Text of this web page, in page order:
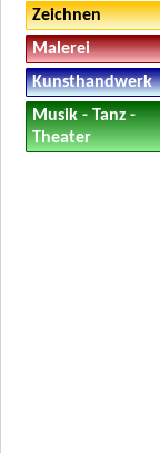
Zeichnen
Malerei
Kunsthandwerk
Musik - Tanz -
Theater